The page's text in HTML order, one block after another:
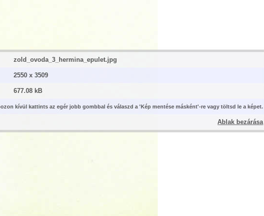
zold_ovoda_3_hermina_epulet.jpg
2550 x 3509
677.08 kB
kívül kattints az egér jobb gombbal és válaszd a 'Kép mentése másként'-re vagy töltsd le a képet.
Ablak bezárása